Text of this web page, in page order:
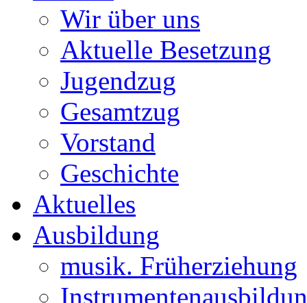
Wir über uns
Aktuelle Besetzung
Jugendzug
Gesamtzug
Vorstand
Geschichte
Aktuelles
Ausbildung
musik. Früherziehung